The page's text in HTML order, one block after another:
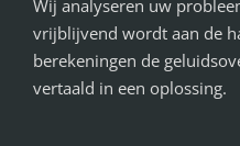
Wij analyseren uw
vrijblijvend wordt aan de
berekeningen de
vertaald in een oplossing.